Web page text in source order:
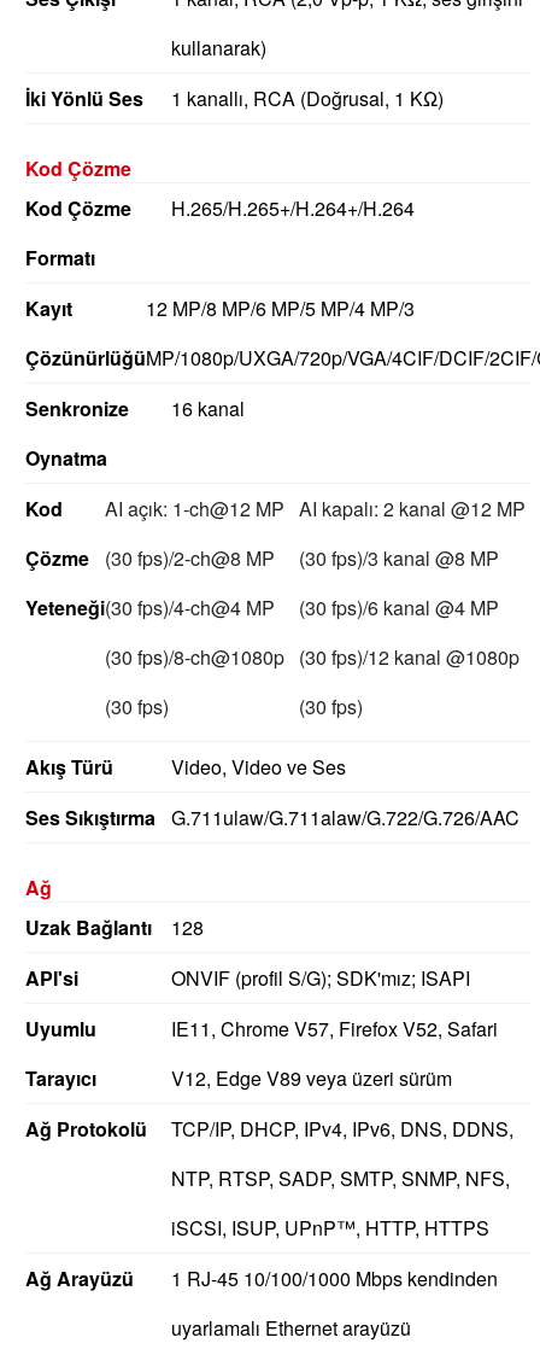
kullanarak)
İki Yönlü Ses
1 kanallı, RCA (Doğrusal, 1 KΩ)
Kod Çözme
Kod Çözme
Formatı
H.265/H.265+/H.264+/H.264
Kayıt
Çözünürlüğü
12 MP/8 MP/6 MP/5 MP/4 MP/3
MP/1080p/UXGA/720p/VGA/4CIF/DCIF/
Senkronize
Oynatma
16 kanal
Kod
Çözme
Yeteneği
AI açık: 1-ch@12 MP
(30 fps)/2-ch@8 MP
(30 fps)/4-ch@4 MP
(30 fps)/8-ch@1080p
(30 fps)
AI kapalı: 2 kanal @12 MP
(30 fps)/3 kanal @8 MP
(30 fps)/6 kanal @4 MP
(30 fps)/12 kanal @1080p
(30 fps)
Akış Türü
Video, Video ve Ses
Ses Sıkıştırma G.711ulaw/G.711alaw/G.722/G.726/AAC
Ağ
Uzak Bağlantı
128
API'si
ONVIF (profil S/G); SDK'mız; ISAPI
Uyumlu
Tarayıcı
IE11, Chrome V57, Firefox V52, Safari
V12, Edge V89 veya üzeri sürüm
Ağ Protokolü
TCP/IP, DHCP, IPv4, IPv6, DNS, DDNS,
NTP, RTSP, SADP, SMTP, SNMP, NFS,
iSCSI, ISUP, UPnP™, HTTP, HTTPS
Ağ Arayüzü
1 RJ-45 10/100/1000 Mbps kendinden
uyarlamalı Ethernet arayüzü